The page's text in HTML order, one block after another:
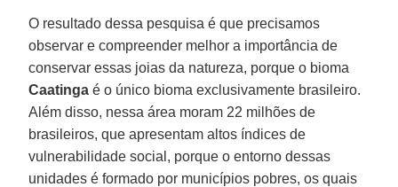
O resultado dessa pesquisa é que precisamos
observar e compreender melhor a importância de
conservar essas joias da natureza, porque o bioma
Caatinga é o único bioma exclusivamente brasileiro.
Além disso, nessa área moram 22 milhões de
brasileiros, que apresentam altos índices de
vulnerabilidade social, porque o entorno dessas
unidades é formado por municípios pobres, os quais